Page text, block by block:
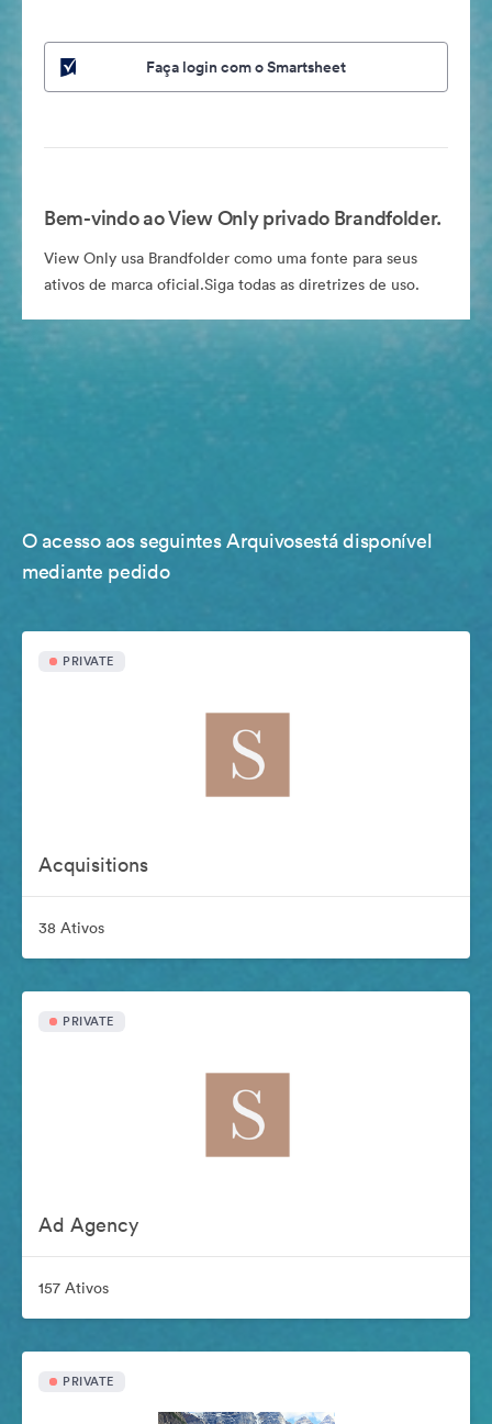
Faça login com o Smartsheet
Bem-vindo ao View Only privado Brandfolder.
View Only usa Brandfolder como uma fonte para seus
ativos de marca oficial.Siga todas as diretrizes de uso.
O acesso aos seguintes Arquivosestá disponível
mediante pedido
PRIVATE
Acquisitions
38 Ativos
PRIVATE
Ad Agency
157 Ativos
PRIVATE